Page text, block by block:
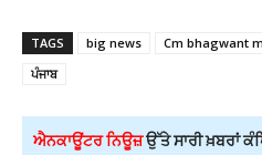
TAGS big news Cm bhagwant
ਪੰਜਾਬ
ਐਨਕਾਊਂਟਰ ਨਿਊਜ਼ਉੱਤੇ ਸਾਰੀ ਖ਼ਬਰਾਂ